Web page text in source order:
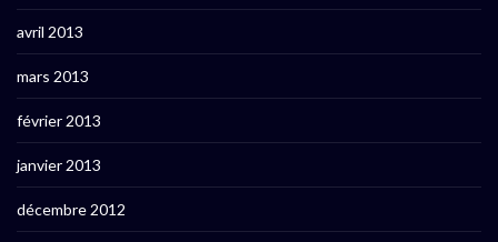
avril 2013
mars 2013
février 2013
janvier 2013
décembre 2012